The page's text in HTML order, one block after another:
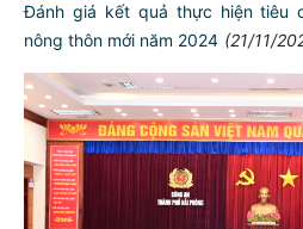
Đánh giá kết quả thực hiện tiêu
nông thôn mới năm 2024 (21/11/